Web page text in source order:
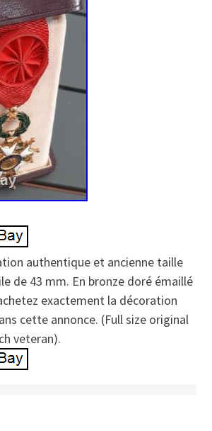
authentique et ancienne taille
de 43 mm. En bronze doré émaillé
exactement la décoration
cette annonce. (Full size original
veteran).